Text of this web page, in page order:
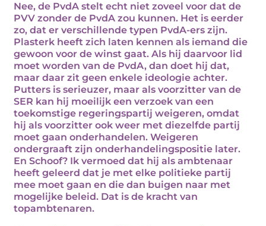
Nee, de PvdA stelt echt niet zoveel voor dat de
PVV zonder de PvdA zou kunnen. Het is eerder
zo, dat er verschillende typen PvdA-ers zijn.
Plasterk heeft zich laten kennen als iemand die
gewoon voor de winst gaat. Als hij daarvoor lid
moet worden van de PvdA, dan doet hij dat,
maar daar zit geen enkele ideologie achter.
Putters is serieuzer, maar als voorzitter van de
SER kan hij moeilijk een verzoek van een
toekomstige regeringspartij weigeren, omdat
hij als voorzitter ook weer met diezelfde partij
moet gaan onderhandelen. Weigeren
ondergraaft zijn onderhandelingspositie later.
En Schoof? Ik vermoed dat hij als ambtenaar
heeft geleerd dat je met elke politieke partij
mee moet gaan en die dan buigen naar met
mogelijke beleid. Dat is de kracht van
topambtenaren.